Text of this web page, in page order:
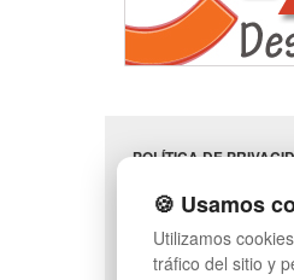
POLÍTICA DE
CAMBIOS Y
DEVOLUCIONES
CONTACTO
🍪 Usamos
Utilizamos
tráfico del sitio y